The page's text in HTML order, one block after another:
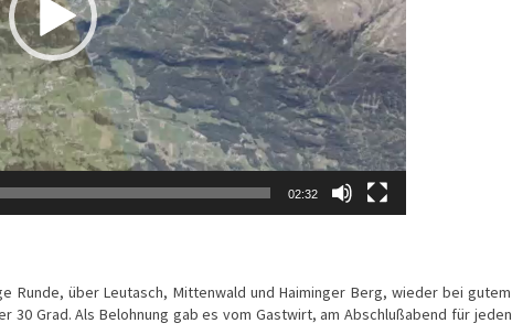
02:32
Runde, über Leutasch, Mittenwald und Haiminger Berg, wieder bei gutem
30 Grad. Als Belohnung gab es vom Gastwirt, am Abschlußabend für jeden